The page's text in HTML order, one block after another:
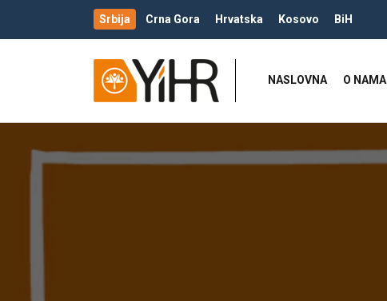
Srbija Crna Gora Hrvatska Kosovo BiH
NASLOVNA O NAMA